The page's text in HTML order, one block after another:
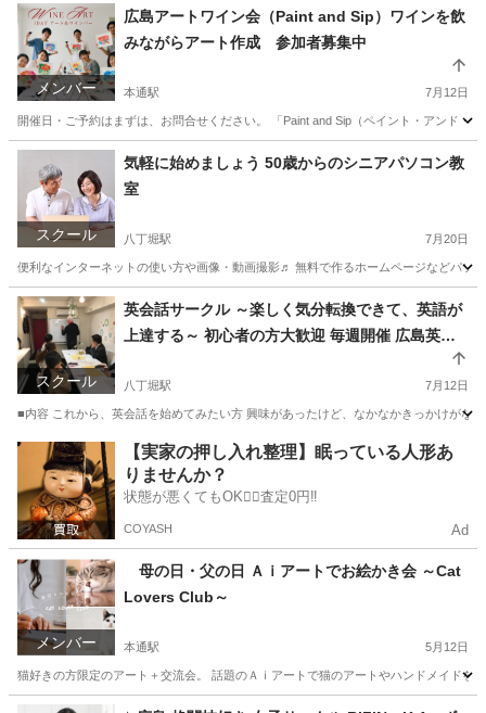
広島 広島市 八丁堀駅 友達 近場
メンバー
広島アートワイン会（Paint and Sip）ワインを飲
みながらアート作成 参加者募集中
本通駅 7月12日
開催日・ご予約はまずは、お問合せください。 「Paint and Sip（ペイント・アンド・
広島 広島市 本通駅 その他 広島市
原爆ドーム前駅 その他
スクール
気軽に始めましょう 50歳からのシニアパソコン教
室
八丁堀駅 7月20日
便利なインターネットの使い方や画像・動画撮影♬ 無料で作るホームページなどパソ
広島 広島市 八丁堀駅 パソコン 50歳
スクール
英会話サークル ～楽しく気分転換できて、英語が
上達する～ 初心者の方大歓迎 毎週開催 広島英会
八丁堀駅 7月12日
■内容 これから、英会話を始めてみたい方 興味があったけど、なかなかきっかけがな
広島 広島市 八丁堀駅 英会話 クラス
【実家の押し入れ整理】眠っている人形あ
りませんか？
状態が悪くてもOK🙆‍♀️査定0円‼️
COYASH Ad
メンバー
母の日・父の日 Ａｉアートでお絵かき会 ～Cat
Lovers Club～
本通駅 5月12日
猫好きの方限定のアート＋交流会。 話題のＡｉアートで猫のアートやハンドメイドを
広島市 本通駅 その他 東京 足立区